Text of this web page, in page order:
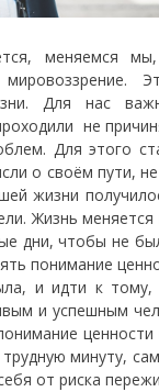
меняемся
Для нас
не
Для этого
о своём пути,
жизни
Жизнь меняется
дни, чтобы не
понимание
и идти к тому,
и успешным
ценности
минуту,
от риска